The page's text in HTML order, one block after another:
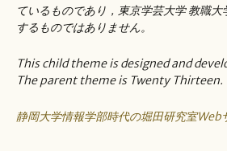
ョ
ン
ているものであり，東京学芸大学 教職
するものではありません。
This child theme is designed and
The parent theme is Twenty Thirteen.
静岡大学情報学部時代の堀田研究室Web